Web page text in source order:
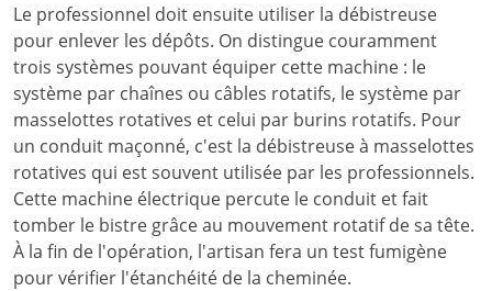
Le professionnel doit ensuite utiliser la débistreuse
pour enlever les dépôts. On distingue couramment
trois systèmes pouvant équiper cette machine : le
système par chaînes ou câbles rotatifs, le système par
masselottes rotatives et celui par burins rotatifs. Pour
un conduit maçonné, c'est la débistreuse à masselottes
rotatives qui est souvent utilisée par les professionnels.
Cette machine électrique percute le conduit et fait
tomber le bistre grâce au mouvement rotatif de sa tête.
À la fin de l'opération, l'artisan fera un test fumigène
pour vérifier l'étanchéité de la cheminée.